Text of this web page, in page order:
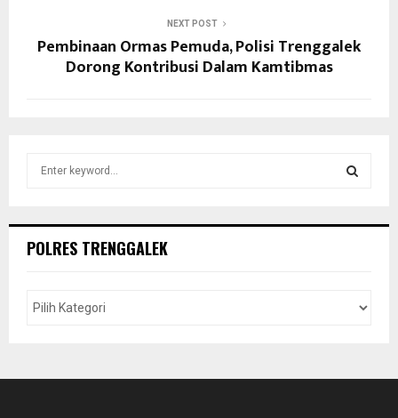
NEXT POST
Pembinaan Ormas Pemuda, Polisi Trenggalek
Dorong Kontribusi Dalam Kamtibmas
hPOLRES TRENGGALEK